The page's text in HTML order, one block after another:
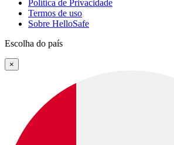
Política de Privacidade
Termos de uso
Sobre HelloSafe
Escolha do país
×